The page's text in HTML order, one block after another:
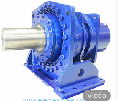
Vidéo